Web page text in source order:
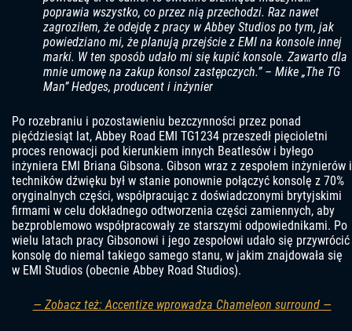
poprawia wszystko, co przez nią przechodzi. Raz nawet
zagroziłem, że odejdę z pracy w Abbey Studios po tym, jak
powiedziano mi, że planują przejście z EMI na konsole innej
marki. W ten sposób udało mi się kupić konsole. Zawarto dla
mnie umowę na zakup konsol zastępczych.” – Mike „The TG
Man” Hedges, producent i inżynier
Po rozebraniu i pozostawieniu bezczynności przez ponad
pięćdziesiąt lat, Abbey Road EMI TG1234 przeszedł pięcioletni
proces renowacji pod kierunkiem innych Beatlesów i byłego
inżyniera EMI Briana Gibsona. Gibson wraz z zespołem inżynierów i
techników dźwięku był w stanie ponownie połączyć konsolę z 70%
oryginalnych części, współpracując z doświadczonymi brytyjskimi
firmami w celu dokładnego odtworzenia części zamiennych, aby
bezproblemowo współpracowały ze starszymi odpowiednikami. Po
wielu latach pracy Gibsonowi i jego zespołowi udało się przywrócić
konsolę do niemal takiego samego stanu, w jakim znajdowała się
w EMI Studios (obecnie Abbey Road Studios).
— Zobacz też: Accentize wprowadza Chameleon surround —